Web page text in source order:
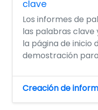
clave
Los informes de
las palabras clave
la página de inicio
demostración
Creación de